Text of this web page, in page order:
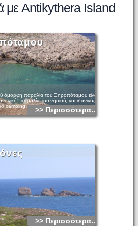
με Antikythera Island
όμορφη παραλία του Ξηροπόταμου είναι
παραλία του νησιού, και ιδανικός
camping
>> Περισσότερα...
>> Περισσότερα...